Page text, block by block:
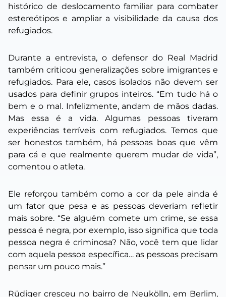
histórico de deslocamento familiar para combater
estereótipos e ampliar a visibilidade da causa dos
refugiados.
Durante a entrevista, o defensor do Real Madrid
também criticou generalizações sobre imigrantes e
refugiados. Para ele, casos isolados não devem ser
usados para definir grupos inteiros. “Em tudo há o
bem e o mal. Infelizmente, andam de mãos dadas.
Mas essa é a vida. Algumas pessoas tiveram
experiências terríveis com refugiados. Temos que
ser honestos também, há pessoas boas que vêm
para cá e que realmente querem mudar de vida”,
comentou o atleta.
Ele reforçou também como a cor da pele ainda é
um fator que pesa e as pessoas deveriam refletir
mais sobre. “Se alguém comete um crime, se essa
pessoa é negra, por exemplo, isso significa que toda
pessoa negra é criminosa? Não, você tem que lidar
com aquela pessoa específica… as pessoas precisam
pensar um pouco mais.”
Rüdiger cresceu no bairro de Neukölln, em Berlim,